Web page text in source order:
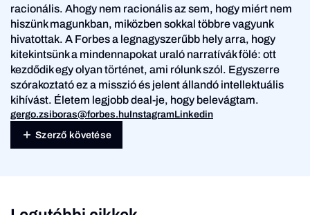
Vagy fedezze fel
Üzlet Pénz
racionális. Ahogy nem racionális az sem, hogy miért nem
hiszünk magunkban, miközben sokkal többre vagyunk
hivatottak. A Forbes a legnagyszerűbb hely arra, hogy
kitekintsünk a mindennapokat uraló narratívák fölé: ott
kezdődik egy olyan történet, ami rólunk szól. Egyszerre
szórakoztató ez a misszió és jelent állandó intellektuális
kihívást. Életem legjobb deal-je, hogy belevágtam.
gergo.zsiboras@forbes.huInstagramLinkedin
Szerző követése